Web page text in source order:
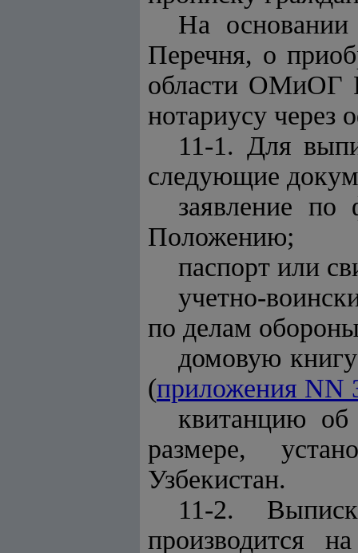
На
Перечня, о
области ОМиОГ
нотариусу через
11-1. Для
следующие
заявление
Положению;
паспорт или
учетно-
по делам
домовую
(приложения NN
квитанцию об
размере,
Узбекистан.
11-2.
производится